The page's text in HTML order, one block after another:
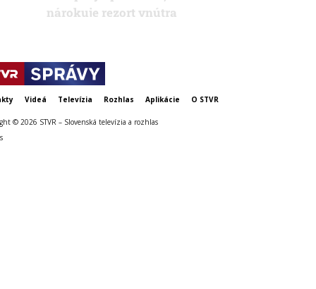
Videá Televízia Rozhlas Aplikácie O STVR
© 2026 STVR – Slovenská televízia a rozhlas